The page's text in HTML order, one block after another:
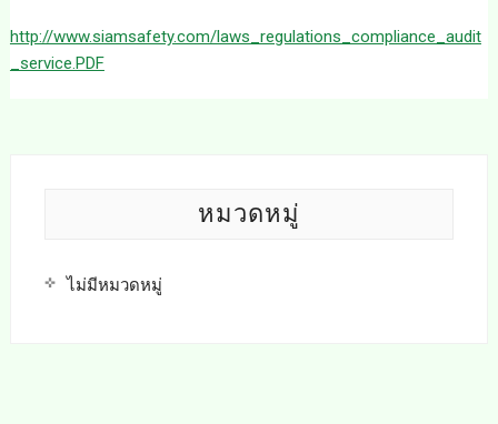
http://www.siamsafety.com/laws_regulations_compliance_audit
_service.PDF
หมวดหมู่
ไม่มีหมวดหมู่